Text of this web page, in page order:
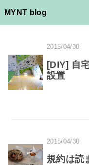
MYNT blog
2015/04/30
[DIY] 自
設置
2015/04/30
規約は読